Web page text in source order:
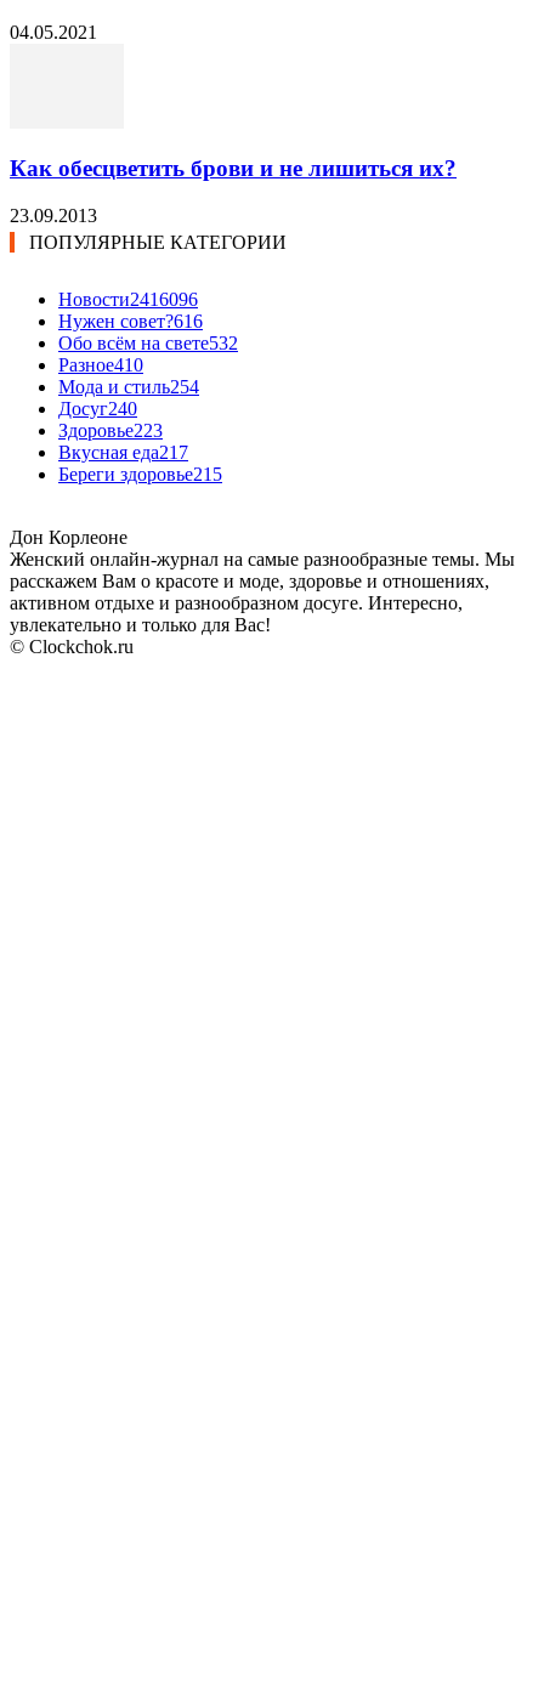
04.05.2021
Как обесцветить брови и не лишиться их?
23.09.2013
ПОПУЛЯРНЫЕ КАТЕГОРИИ
Новости2416096
Нужен совет?616
Обо всём на свете532
Разное410
Мода и стиль254
Досуг240
Здоровье223
Вкусная еда217
Береги здоровье215
Дон Корлеоне
Женский онлайн-журнал на самые разнообразные темы. Мы
расскажем Вам о красоте и моде, здоровье и отношениях,
активном отдыхе и разнообразном досуге. Интересно,
увлекательно и только для Вас!
© Clockchok.ru